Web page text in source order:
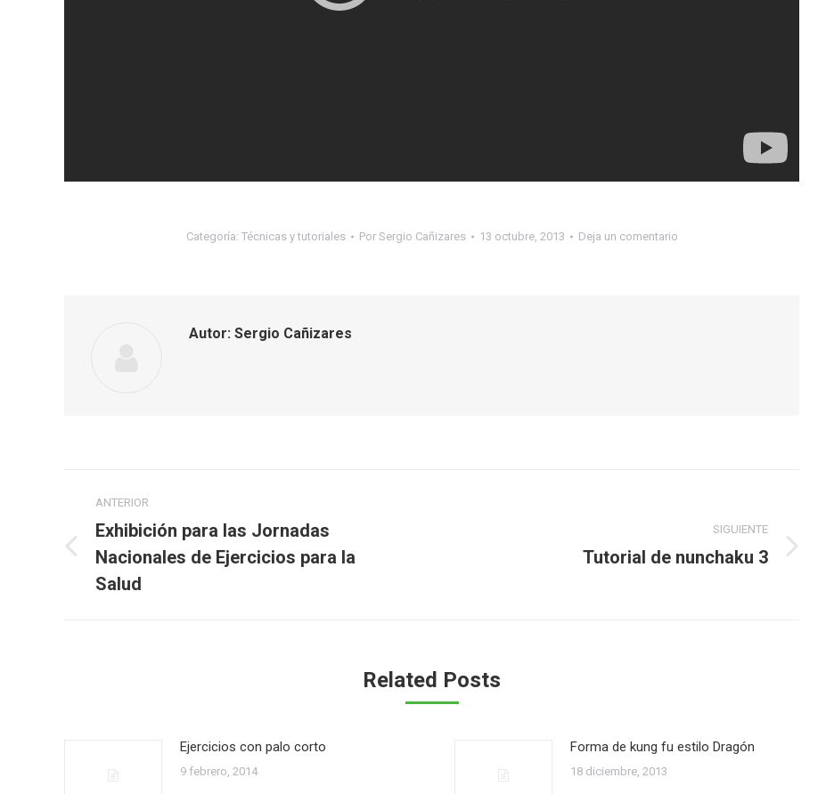
Categoría: Técnicas y tutoriales Por Sergio Cañizares 13 octubre, 2013 Deja un comentario
Autor: Sergio Cañizares
Navegación
entre
publicaciones
ANTERIOR
Publicación
anterior:
Exhibición para las Jornadas
Nacionales de Ejercicios para la
Salud
SIGUIENTE
Tutorial de nunchaku 3
Related Posts
Ejercicios con palo corto
9 febrero, 2014
Forma de kung fu estilo Dragón
18 diciembre, 2013